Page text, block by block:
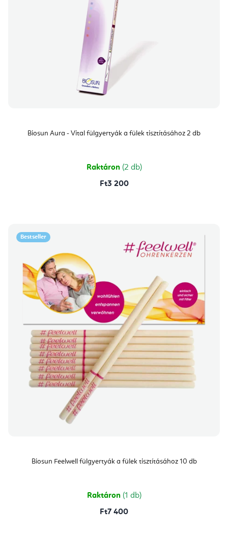
Biosun Aura - Vital fülgyertyák a fülek tisztításához 2 db
Raktáron (2 db)
Ft3 200
Bestseller
Biosun Feelwell fülgyertyák a fülek tisztításához 10 db
Raktáron (1 db)
Ft7 400